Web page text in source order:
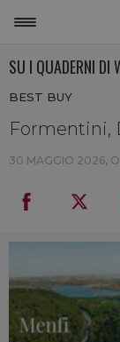
SU I QUADERNI DI
BEST BUY
Formentini,
30 MAGGIO 2026,